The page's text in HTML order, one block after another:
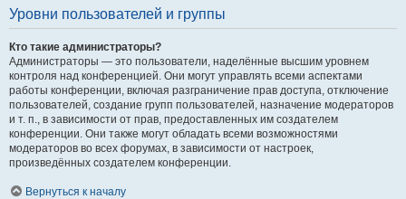
Уровни пользователей и группы
Кто такие администраторы?
Администраторы — это пользователи, наделённые высшим уровнем
контроля над конференцией. Они могут управлять всеми аспектами
работы конференции, включая разграничение прав доступа, отключение
пользователей, создание групп пользователей, назначение модераторов
и т. п., в зависимости от прав, предоставленных им создателем
конференции. Они также могут обладать всеми возможностями
модераторов во всех форумах, в зависимости от настроек,
произведённых создателем конференции.
Вернуться к началу